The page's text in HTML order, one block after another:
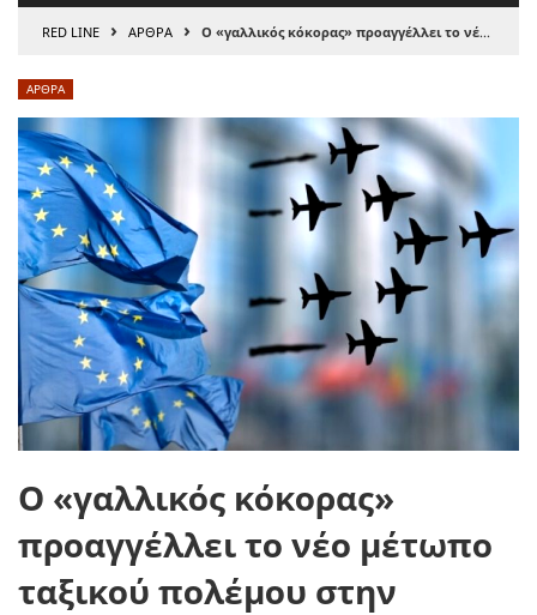
RED LINE › ΑΡΘΡΑ › Ο «γαλλικός κόκορας» προαγγέλλει το νέο μέτωπο ταξικού πολέμου στην Ευρώπη
ΑΡΘΡΑ
Ο «γαλλικός κόκορας»
προαγγέλλει το νέο μέτωπο
ταξικού πολέμου στην